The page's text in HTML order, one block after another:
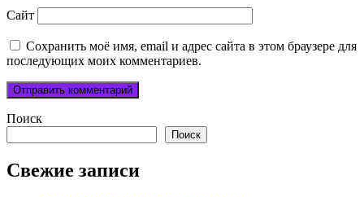
Сайт
Сохранить моё имя, email и адрес сайта в этом браузере для
последующих моих комментариев.
Поиск
Поиск
Свежие записи